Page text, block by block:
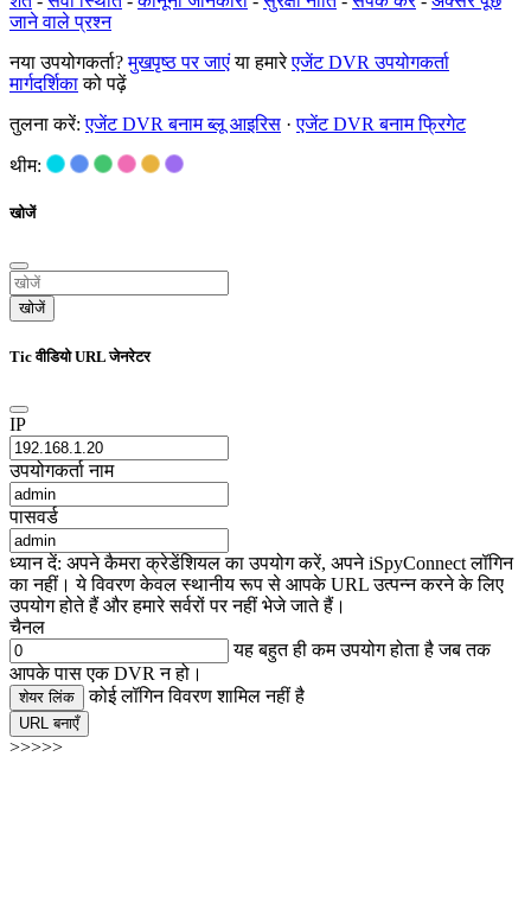
जाने वाले प्रश्न
नया उपयोगकर्ता?मुखपृष्ठ पर जाएंया हमारेएजेंट DVR उपयोगकर्ता
मार्गदर्शिकाको पढ़ें
तुलना करें:एजेंट DVR बनाम ब्लू आइरिस ·एजेंट DVR बनाम फ्रिगेट
थीम:
खोजें
खोजें
Tic वीडियो URL जेनरेटर
IP
उपयोगकर्ता नाम
पासवर्ड
ध्यान दें: अपने कैमरा क्रेडेंशियल का उपयोग करें, अपने iSpyConnect लॉगिन
का नहीं। ये विवरण केवल स्थानीय रूप से आपके URL उत्पन्न करने के लिए
उपयोग होते हैं और हमारे सर्वरों पर नहीं भेजे जाते हैं।
चैनल
यह बहुत ही कम उपयोग होता है जब तक
आपके पास एक DVR न हो।
शेयर लिंक कोई लॉगिन विवरण शामिल नहीं है
URL बनाएँ
>>>>>